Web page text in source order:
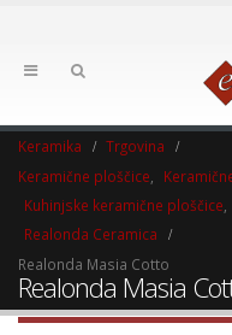
Keramika
Trgovina
Keramične ploščice
Kuhinjske keramične ploščice
Realonda Ceramica
Realonda Masia Cotto
Realonda Masia